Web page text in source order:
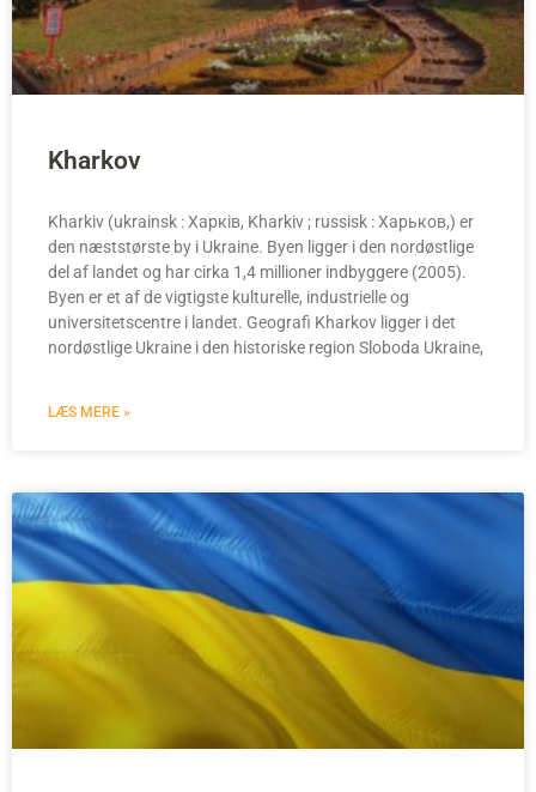
Kharkov
Kharkiv (ukrainsk : Харків, Kharkiv ; russisk : Харьков,) er
den næststørste by i Ukraine. Byen ligger i den nordøstlige
del af landet og har cirka 1,4 millioner indbyggere (2005).
Byen er et af de vigtigste kulturelle, industrielle og
universitetscentre i landet. Geografi Kharkov ligger i det
nordøstlige Ukraine i den historiske region Sloboda Ukraine,
LÆS MERE »